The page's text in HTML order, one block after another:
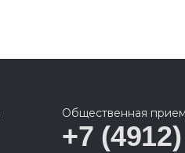
Общественная
+7